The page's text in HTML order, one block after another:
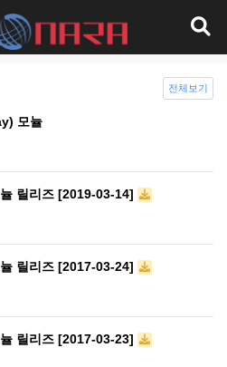
모뉼
릴리즈 [2019-03-14]
릴리즈 [2017-03-24]
릴리즈 [2017-03-23]
전체보기